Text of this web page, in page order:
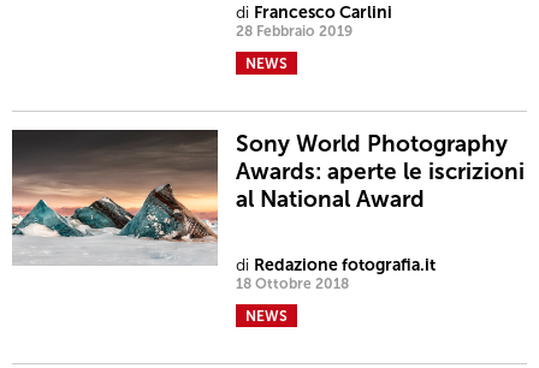
di Francesco Carlini
28 Febbraio 2019
NEWS
Sony World Photography
Awards: aperte le iscrizioni
al National Award
di Redazione fotografia.it
18 Ottobre 2018
NEWS